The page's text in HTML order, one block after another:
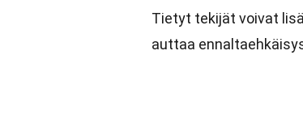
Tietyt tekijät voivat
auttaa